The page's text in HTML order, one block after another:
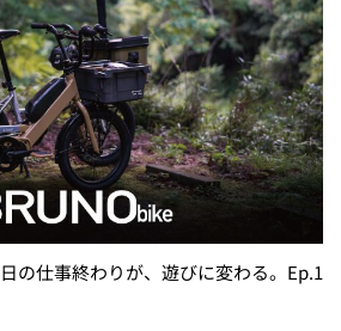
の仕事終わりが、遊びに変わる。Ep.1